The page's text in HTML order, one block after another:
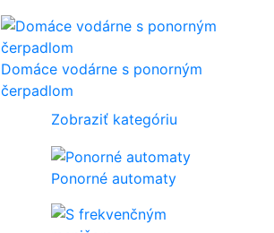
Domáce vodárne s ponorným
čerpadlom
Zobraziť kategóriu
Ponorné automaty